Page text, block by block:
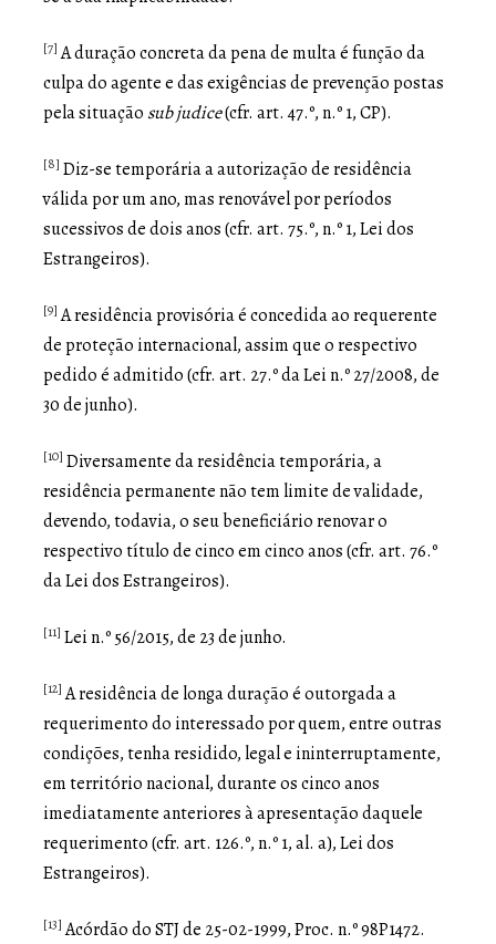
[7]A duração concreta da pena de multa é função da
culpa do agente e das exigências de prevenção postas
pela situação sub judice(cfr. art. 47.º, n.º 1, CP).
[8] Diz-se temporária a autorização de residência
válida por um ano, mas renovável por períodos
sucessivos de dois anos (cfr. art. 75.º, n.º 1, Lei dos
Estrangeiros).
[9]A residência provisória é concedida ao requerente
de proteção internacional, assim que o respectivo
pedido é admitido (cfr. art. 27.º da Lei n.º 27/2008, de
30 de junho).
[10] Diversamente da residência temporária, a
residência permanente não tem limite de validade,
devendo, todavia, o seu beneficiário renovar o
respectivo título de cinco em cinco anos (cfr. art. 76.º
da Lei dos Estrangeiros).
[11] Lei n.º 56/2015, de 23 de junho.
[12]A residência de longa duração é outorgada a
requerimento do interessado por quem, entre outras
condições, tenha residido, legal e ininterruptamente,
em território nacional, durante os cinco anos
imediatamente anteriores à apresentação daquele
requerimento (cfr. art. 126.º, n.º 1, al. a), Lei dos
Estrangeiros).
[13]Acórdão do STJ de 25-02-1999, Proc. n.º 98P1472.